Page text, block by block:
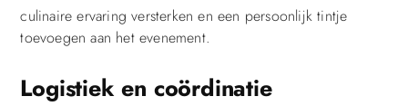
culinaire ervaring versterken en een persoonlijk tintje
toevoegen aan het evenement.
Logistiek en coördinatie